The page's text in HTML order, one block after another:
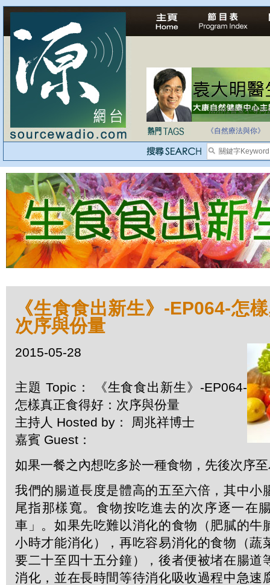
法治社會並不等同
自家教育合法化-
《自然療法與你》
《生食食出新生》-EP064-怎
次序與份量
2015-05-28
主題 Topic： 《生食食出新生》-EP064-
怎樣真正食得好：次序與份量
主持人 Hosted by： 周兆祥博士
嘉賓 Guest：
如果一餐之內想吃多於一種食物，先後次序
我們的腸道長度是體高的五至六倍，其中小
尾指那樣寬。食物按吃進去的次序逐一在
車」。如果先吃難以消化的食物（肥膩的牛
小時才能消化），再吃容易消化的食物（蔬
要二十至四十五分鐘），後者便被堵在腸道
消化，並在長時間等待消化吸收過程中急速